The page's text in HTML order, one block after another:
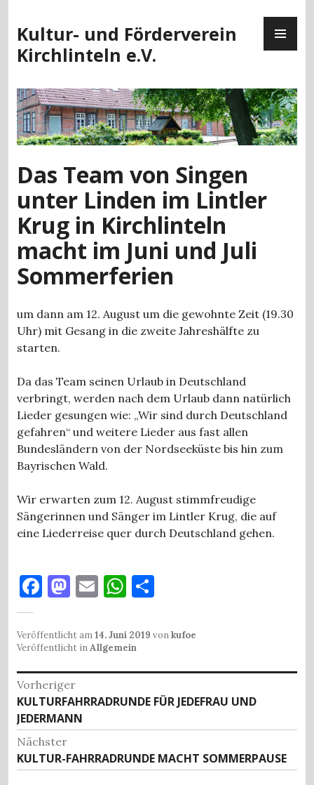
Inhalt
springen
Kultur- und Förderverein
Kirchlinteln e.V.
Das Team von Singen
unter Linden im Lintler
Krug in Kirchlinteln
macht im Juni und Juli
Sommerferien
um dann am 12. August um die gewohnte Zeit (19.30
Uhr) mit Gesang in die zweite Jahreshälfte zu
starten.
Da das Team seinen Urlaub in Deutschland
verbringt, werden nach dem Urlaub dann natürlich
Lieder gesungen wie: „Wir sind durch Deutschland
gefahren“ und weitere Lieder aus fast allen
Bundesländern von der Nordseeküste bis hin zum
Bayrischen Wald.
Wir erwarten zum 12. August stimmfreudige
Sängerinnen und Sänger im Lintler Krug, die auf
eine Liederreise quer durch Deutschland gehen.
F
c
e
b
o
o
k
M
to
d
o
n
E
ai
l
W
at
s
A
p
le
Veröffentlicht am14. Juni 2019 vonkufoe
Veröffentlicht inAllgemein
Beitragsnavigation
Vorheriger
Vorheriger
Beitrag:
KULTURFAHRRADRUNDE FÜR JEDEFRAU UND
JEDERMANN
Nächster
Nächster
Beitrag:
KULTUR-FAHRRADRUNDE MACHT SOMMERPAUSE